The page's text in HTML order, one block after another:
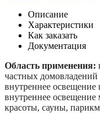
Описание
Характеристики
Как заказать
Документация
Область применения:
частных домовладений
внутреннее освещение
внутреннее
красоты, сауны,